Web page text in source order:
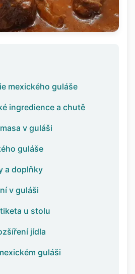
mexického guláše
ingredience a chutě
v guláši
guláše
a doplňky
v guláši
u stolu
jídla
guláši